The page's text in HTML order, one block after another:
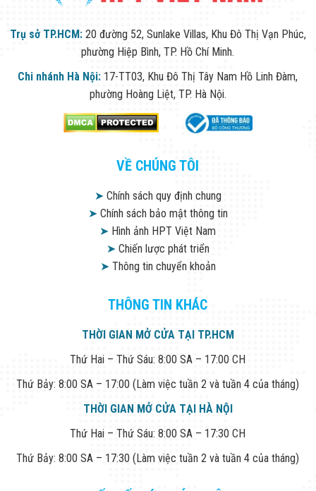
Trụ sở TP.HCM: 20 đường 52, Sunlake Villas, Khu Đô Thị Vạn Phúc,
phường Hiệp Bình, TP. Hồ Chí Minh.
Chi nhánh Hà Nội: 17-TT03, Khu Đô Thị Tây Nam Hồ Linh Đàm,
phường Hoàng Liệt, TP. Hà Nội.
VỀ CHÚNG TÔI
➤Chính sách quy định chung
➤Chính sách bảo mật thông tin
➤ Hình ảnh HPT Việt Nam
➤Chiến lược phát triển
➤Thông tin chuyển khoản
THÔNG TIN KHÁC
THỜI GIAN MỞ CỬA TẠI TP.HCM
Thứ Hai – Thứ Sáu: 8:00 SA – 17:00 CH
Thứ Bảy: 8:00 SA – 17:00 (Làm việc tuần 2 và tuần 4 của tháng)
THỜI GIAN MỞ CỬA TẠI HÀ NỘI
Thứ Hai – Thứ Sáu: 8:00 SA – 17:30 CH
Thứ Bảy: 8:00 SA – 17:30 (Làm việc tuần 2 và tuần 4 của tháng)